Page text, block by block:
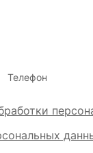
Телефон